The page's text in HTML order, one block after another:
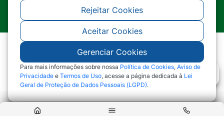
©2026 - Prefeitura Municipal de Nova Lacerda -
MT - Todos os direitos reservados
Rejeitar Cookies
Aceitar Cookies
Gerenciar Cookies
Para mais informações sobre nossa Política de Cookies, Aviso de
Privacidade e Termos de Uso, acesse a página dedicada à Lei
Geral de Proteção de Dados Pessoais (LGPD).